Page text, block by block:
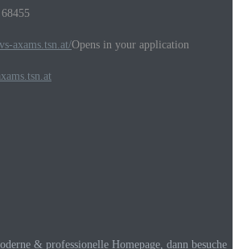
axams.tsn.at/Opens in your application
& professionelle Homepage, dann besuche